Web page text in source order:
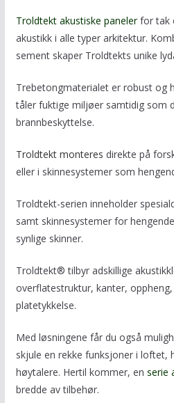
Troldtekt akustiske panelerfor tak
akustikk i alle typer arkitektur.
sement skaper Troldtekts unike
Trebetongmaterialet er robust og
tåler fuktige miljøer samtidig som
brannbeskyttelse.
Troldtekt monteres direkte på
eller i skinnesystemer som
Troldtekt-serien inneholder
samt skinnesystemer for
synlige skinner.
Troldtekt® tilbyr adskillige
overflatestruktur, kanter,
platetykkelse.
Med løsningene får du også
skjule en rekke funksjoner i loftet,
høytalere. Hertil kommer, en serie
bredde av tilbehør.